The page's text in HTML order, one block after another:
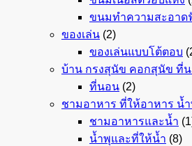
ขนมทำความสะอาด
ของเล่น (2)
ของเล่นแบบโต้ตอบ
บ้าน กรงสุนัข คอกสุนัข ที่
ที่นอน (2)
ชามอาหาร ที่ให้อาหาร น้
ชามอาหารและน้ำ
น้ำพุและที่ให้น้ำ (8)